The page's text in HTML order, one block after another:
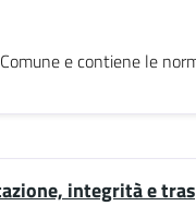
e contiene le
integrità e